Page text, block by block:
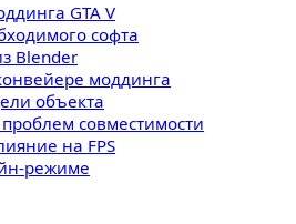
GTA V
софта
Blender
моддинга
объекта
совместимости
на FPS
режиме